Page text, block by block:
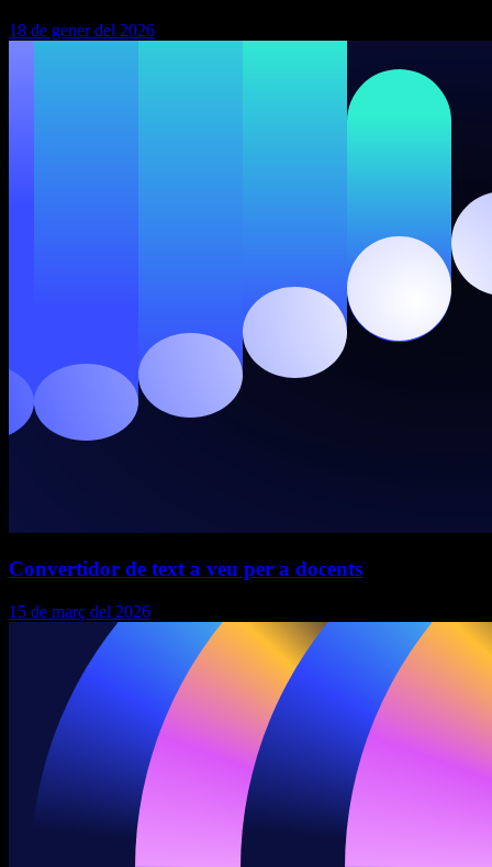
18 de gener del 2026
Convertidor de text a veu per a docents
15 de març del 2026